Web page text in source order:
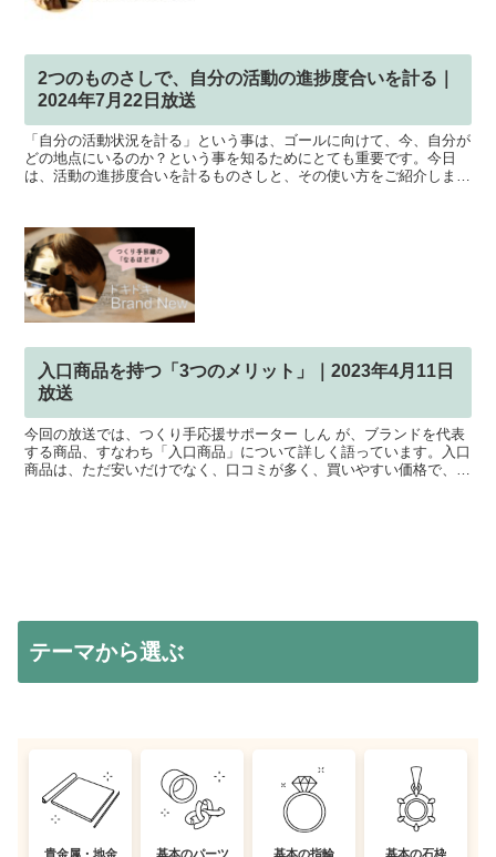
2つのものさしで、自分の活動の進捗度合いを計る｜
2024年7月22日放送
「自分の活動状況を計る」という事は、ゴールに向けて、今、自分が
どの地点にいるのか？という事を知るためにとても重要です。今日
は、活動の進捗度合いを計るものさしと、その使い方をご紹介しま
入口商品を持つ「3つのメリット」｜2023年4月11日
放送
今回の放送では、つくり手応援サポーター しん が、ブランドを代表
する商品、すなわち「入口商品」について詳しく語っています。入口
商品は、ただ安いだけでなく、口コミが多く、買いやすい価格で、特
テーマから選ぶ
貴金属・地金 基本のパーツ 基本の指輪 基本の石枠